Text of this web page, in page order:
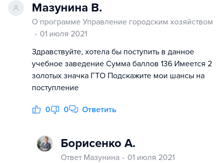
Мазунина В.
О программе Управление городским хозяйством
01 июля 2021
Здравствуйте, хотела бы поступить в данное
учебное заведение Сумма баллов 136 Имеется 2
золотых значка ГТО Подскажите мои шансы на
поступление
0 0 Ответить
Борисенко А.
Ответ Мазунина
01 июля 2021